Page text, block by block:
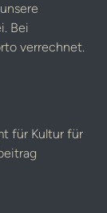
Bei
verrechnet.
für Kultur für